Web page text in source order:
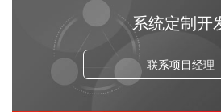
系统定制开
联系项目经理